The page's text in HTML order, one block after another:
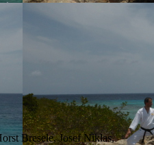
Bresele, Josef Niklas,